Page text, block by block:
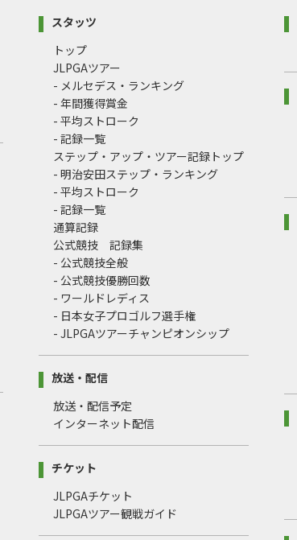
スタッツ
トップ
JLPGAツアー
- メルセデス・ランキング
- 年間獲得賞金
- 平均ストローク
- 記録一覧
ステップ・アップ・ツアー記録トップ
- 明治安田ステップ・ランキング
- 平均ストローク
- 記録一覧
通算記録
公式競技 記録集
- 公式競技全般
- 公式競技優勝回数
- ワールドレディス
- 日本女子プロゴルフ選手権
- JLPGAツアーチャンピオンシップ
放送・配信
放送・配信予定
インターネット配信
チケット
JLPGAチケット
JLPGAツアー観戦ガイド